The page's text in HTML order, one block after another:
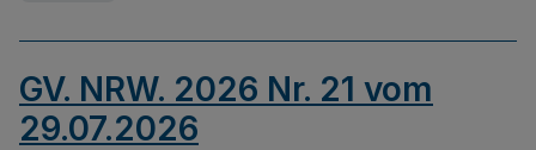
GV. NRW. 2026 Nr. 21 vom
29.07.2026